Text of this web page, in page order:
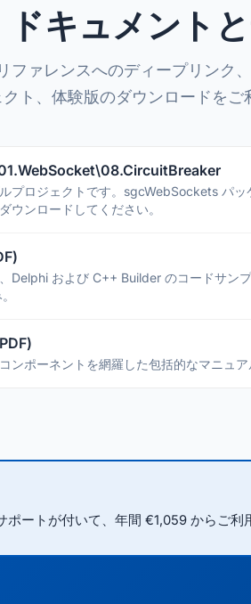
ドキュメント
ファレンスへのディープリンク
クト、体験版のダウンロードをご
プロジェクトです。sgcWebSockets パ
ウンロードしてください。
Delphi および C++ Builder のコードサン
ンポーネントを網羅した包括的なマニュア
ートが付いて、年間 €1,059 からご利